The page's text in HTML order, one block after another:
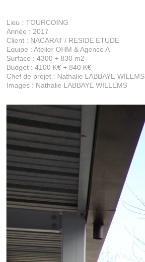
Lieu : TOURCOING
Année : 2017
Client : NACARAT / RESIDE ETUDE
Equipe : Atelier OHM & Agence A
Surface : 4300 + 830 m2
Budget : 4100 K€ + 840 K€
Chef de projet : Nathalie LABBAYE WILEMS
Images : Nathalie LABBAYE WILLEMS